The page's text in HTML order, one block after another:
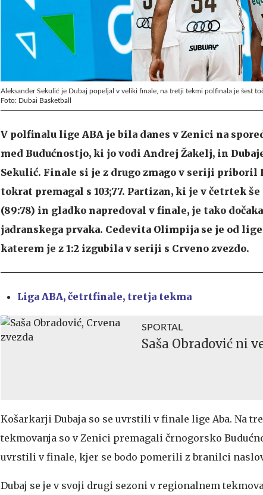
Aleksander Sekulić je Dubaj popeljal v veliki finale, na tretji tekmi polfinala je šest
Foto: Dubai Basketball
V polfinalu lige ABA je bila danes v Zenici na
med Budućnostjo, ki jo vodi Andrej Žakelj, in
Sekulić. Finale si je z drugo zmago v seriji priboril
tokrat premagal s 103;77. Partizan, ki je v četrtek
(89:78) in gladko napredoval v finale, je tako
jadranskega prvaka. Cedevita Olimpija se je od
katerem je z 1:2 izgubila v seriji s Crveno zvezdo.
Liga ABA, četrtfinale, tretja tekma
SPORTAL
Saša Obradović ni
Košarkarji Dubaja so se uvrstili v finale lige Aba. Na
tekmovanja so v Zenici premagali črnogorsko
uvrstili v finale, kjer se bodo pomerili z branilci
Dubaj se je v svoji drugi sezoni v regionalnem